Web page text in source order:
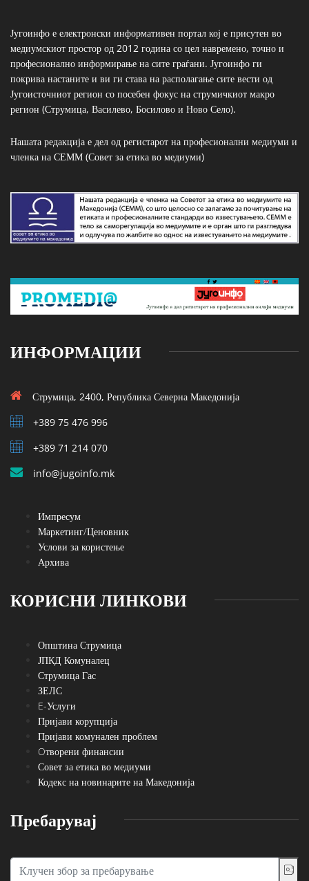
Југоинфо е електронски информативен портал кој е присутен во
медиумскиот простор од 2012 година со цел навремено, точно и
професионално информирање на сите граѓани. Југоинфо ги
покрива настаните и ви ги става на располагање сите вести од
Југоисточниот регион со посебен фокус на струмичкиот макро
регион (Струмица, Василево, Босилово и Ново Село).
Нашата редакција е дел од регистарот на професионални медиуми и
членка на СЕММ (Совет за етика во медиуми)
ИНФОРМАЦИИ
Струмица, 2400, Република Северна Македонија
+389 75 476 996
+389 71 214 070
info@jugoinfo.mk
Импресум
Маркетинг/Ценовник
Услови за користење
Архива
КОРИСНИ ЛИНКОВИ
Општина Струмица
ЈПКД Комуналец
Струмица Гас
ЗЕЛС
E-Услуги
Пријави корупција
Пријави комунален проблем
Oтворени финансии
Совет за етика во медиуми
Кодекс на новинарите на Македонија
Пребарувај